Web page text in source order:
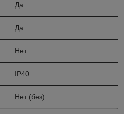
Да
Да
Нет
IP40
Нет (без)